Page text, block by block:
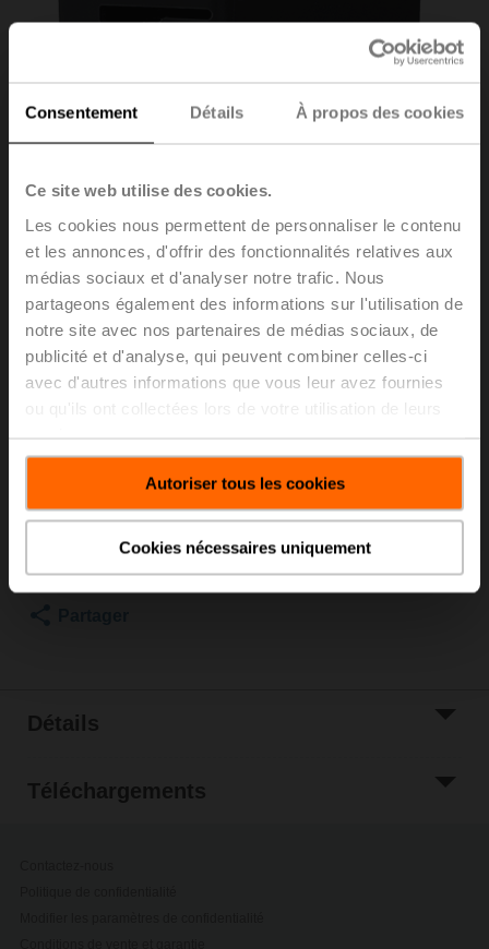
Consentement Détails À propos des cookies
Ce site web utilise des cookies.
Les cookies nous permettent de personnaliser le contenu
et les annonces, d'offrir des fonctionnalités relatives aux
médias sociaux et d'analyser notre trafic. Nous
partageons également des informations sur l'utilisation de
notre site avec nos partenaires de médias sociaux, de
publicité et d'analyse, qui peuvent combiner celles-ci
avec d'autres informations que vous leur avez fournies
Autoriser tous les cookies
Cookies nécessaires uniquement
ZONE215S-35
Robinet de réglage par zone (ZV), DN 1/2" [15], 2 voies,
Prix courant
C$162.00
panier
Ajouter à la liste
de projet
Détails
Téléchargements